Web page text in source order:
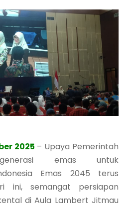
2025 – Upaya Pemerintah
emas untuk
Emas 2045 terus
ini, semangat persiapan
di Aula Lambert Jitmau